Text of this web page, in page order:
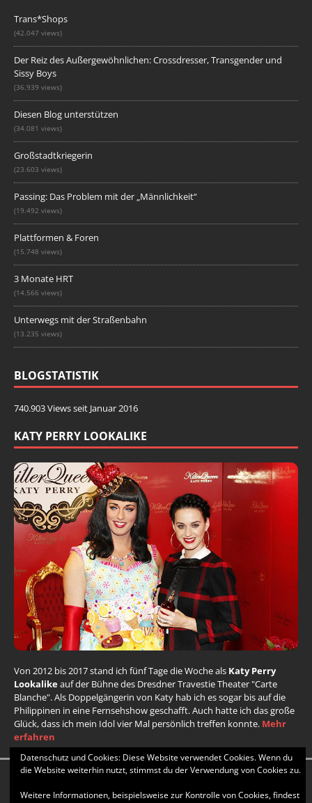
Trans*Shops
(42.047 views)
Der Reiz des Außergewöhnlichen: Crossdresser, Transgender und
Sissy Boys
(36.939 views)
Diesen Blog unterstützen
(34.081 views)
Großstadtkriegerin
(23.603 views)
Passing: Das Problem mit der „Männlichkeit“
(19.492 views)
Plattformen & Foren
(15.748 views)
3 Monate HRT
(14.566 views)
Unterwegs mit der Straßenbahn
(13.235 views)
BLOGSTATISTIK
740.903 Views seit Januar 2016
KATY PERRY LOOKALIKE
Von 2012 bis 2017 stand ich fünf Tage die Woche als Katy Perry
Lookalikeauf der Bühne des Dresdner Travestie Theater "Carte
Blanche". Als Doppelgängerin von Katy hab ich es sogar bis auf die
Philippinen in eine Fernsehshow geschafft. Auch hatte ich das große
Glück, dass ich mein Idol vier Mal persönlich treffen konnte. Mehr
erfahren
Theme, Design & CSS by Stella |Datenschutzerklärung
Datenschutz und Cookies: Diese Website verwendet Cookies. Wenn du
die Website weiterhin nutzt, stimmst du der Verwendung von Cookies zu.
Weitere Informationen, beispielsweise zur Kontrolle von Cookies, findest